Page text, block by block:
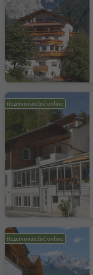
Rezervovatelné online
Rezervovatelné online